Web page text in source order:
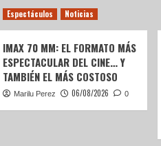
Espectáculos Noticias
IMAX 70 MM: EL FORMATO MÁS
ESPECTACULAR DEL CINE… Y
TAMBIÉN EL MÁS COSTOSO
Marilu Perez 06/08/2026 0